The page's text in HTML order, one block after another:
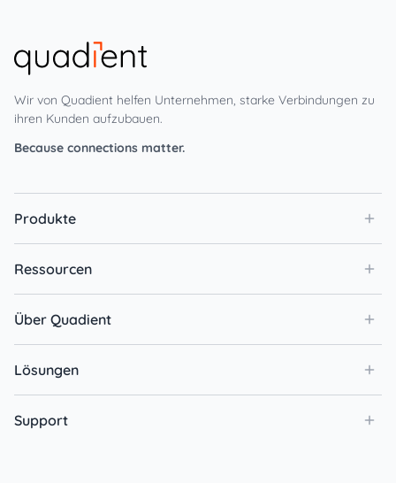
Wir von Quadient helfen Unternehmen, starke Verbindungen zu
ihren Kunden aufzubauen.
Because connections matter.
Produkte
Ressourcen
Über Quadient
Lösungen
Support